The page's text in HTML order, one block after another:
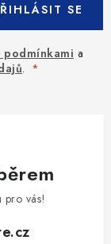
podmínkami a
.
SE
pro vás!